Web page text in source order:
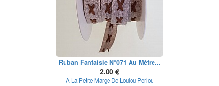
Ruban Fantaisie N°071 Au Mètre...
2.00 €
A La Petite Marge De Loulou Perlou